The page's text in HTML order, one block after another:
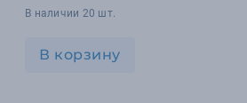
В наличии 20 шт.
В корзину